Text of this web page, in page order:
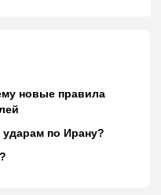
новые правила
по Ирану?